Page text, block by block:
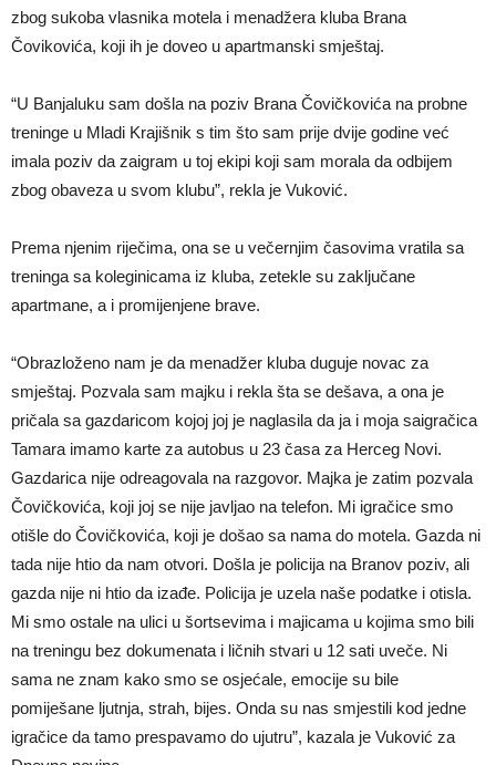
zbog sukoba vlasnika motela i menadžera kluba Brana
Čovikovića, koji ih je doveo u apartmanski smještaj.
“U Banjaluku sam došla na poziv Brana Čovičkovića na probne
treninge u Mladi Krajišnik s tim što sam prije dvije godine već
imala poziv da zaigram u toj ekipi koji sam morala da odbijem
zbog obaveza u svom klubu”, rekla je Vuković.
Prema njenim riječima, ona se u večernjim časovima vratila sa
treninga sa koleginicama iz kluba, zetekle su zaključane
apartmane, a i promijenjene brave.
“Obrazloženo nam je da menadžer kluba duguje novac za
smještaj. Pozvala sam majku i rekla šta se dešava, a ona je
pričala sa gazdaricom kojoj joj je naglasila da ja i moja saigračica
Tamara imamo karte za autobus u 23 časa za Herceg Novi.
Gazdarica nije odreagovala na razgovor. Majka je zatim pozvala
Čovičkovića, koji joj se nije javljao na telefon. Mi igračice smo
otišle do Čovičkovića, koji je došao sa nama do motela. Gazda ni
tada nije htio da nam otvori. Došla je policija na Branov poziv, ali
gazda nije ni htio da izađe. Policija je uzela naše podatke i otisla.
Mi smo ostale na ulici u šortsevima i majicama u kojima smo bili
na treningu bez dokumenata i ličnih stvari u 12 sati uveče. Ni
sama ne znam kako smo se osjećale, emocije su bile
pomiješane ljutnja, strah, bijes. Onda su nas smjestili kod jedne
igračice da tamo prespavamo do ujutru”, kazala je Vuković za